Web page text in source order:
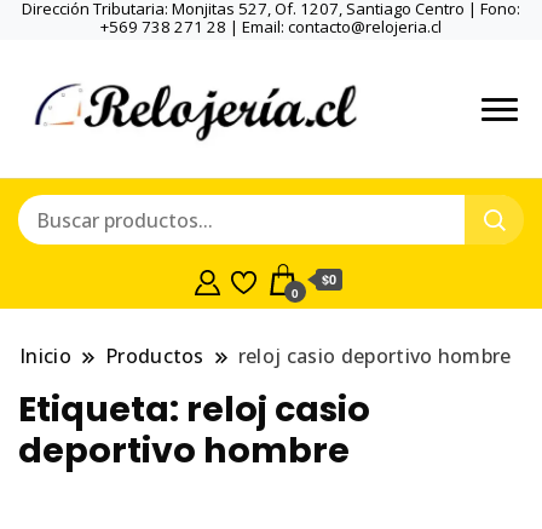
Dirección Tributaria: Monjitas 527, Of. 1207, Santiago Centro | Fono:
+569 738 271 28 | Email: contacto@relojeria.cl
0
$0
Inicio Productos reloj casio deportivo hombre
Etiqueta: reloj casio
deportivo hombre